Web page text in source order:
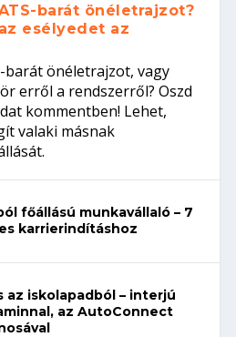
barát önéletrajzot?
esélyedet az
barát önéletrajzot, vagy
erről a rendszerről? Oszd
kommentben! Lehet,
valaki másnak
főállású munkavállaló – 7
karrierindításhoz
az iskolapadból – interjú
az AutoConnect